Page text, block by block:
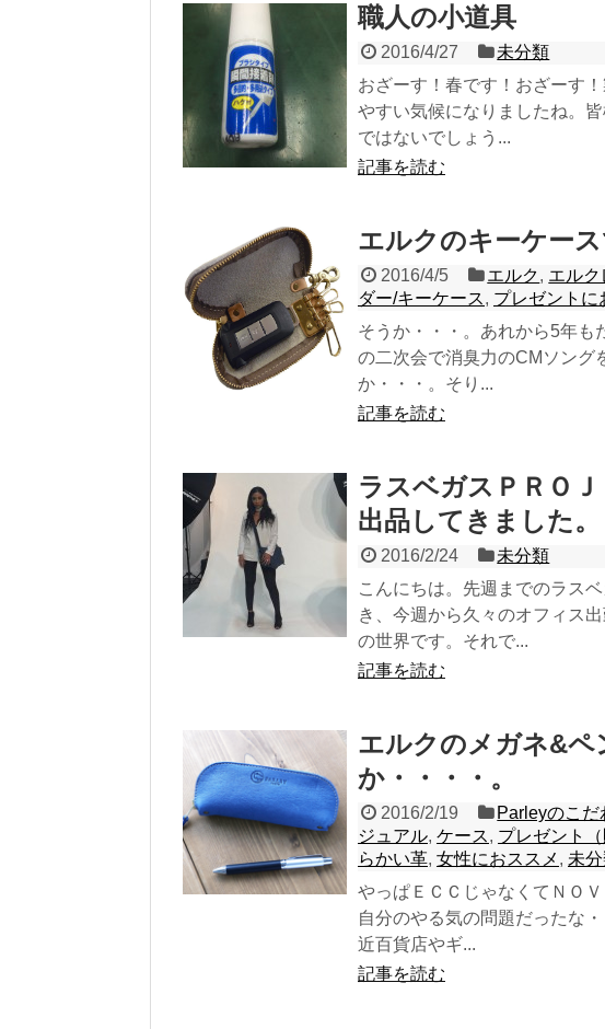
職人の小道具
2016/4/27
未分類
おざーす！春です！おざーす
やすい気候になりましたね。
ではないでしょう...
記事を読む
エルクのキーケース
2016/4/5 エルク, エルク
ダー/キーケース, プレゼントに
そうか・・・。あれから5年も
の二次会で消臭力のCMソング
か・・・。そり...
記事を読む
ラスベガスＰＲＯ
出品してきました。
2016/2/24
未分類
こんにちは。先週までのラス
き、今週から久々のオフィス
の世界です。それで...
記事を読む
エルクのメガネ&ペ
か・・・・。
2016/2/19 Parleyのこだ
ジュアル, ケース, プレゼント（
らかい革, 女性におススメ , 未
やっぱＥＣＣじゃなくてＮＯ
自分のやる気の問題だったな
近百貨店やギ...
記事を読む